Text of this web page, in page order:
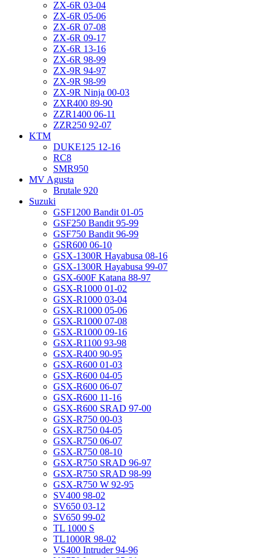
ZX-6R 03-04
ZX-6R 05-06
ZX-6R 07-08
ZX-6R 09-17
ZX-6R 13-16
ZX-6R 98-99
ZX-9R 94-97
ZX-9R 98-99
ZX-9R Ninja 00-03
ZXR400 89-90
ZZR1400 06-11
ZZR250 92-07
KTM
DUKE125 12-16
RC8
SMR950
MV Agusta
Brutale 920
Suzuki
GSF1200 Bandit 01-05
GSF250 Bandit 95-99
GSF750 Bandit 96-99
GSR600 06-10
GSX-1300R Hayabusa 08-16
GSX-1300R Hayabusa 99-07
GSX-600F Katana 88-97
GSX-R1000 01-02
GSX-R1000 03-04
GSX-R1000 05-06
GSX-R1000 07-08
GSX-R1000 09-16
GSX-R1100 93-98
GSX-R400 90-95
GSX-R600 01-03
GSX-R600 04-05
GSX-R600 06-07
GSX-R600 11-16
GSX-R600 SRAD 97-00
GSX-R750 00-03
GSX-R750 04-05
GSX-R750 06-07
GSX-R750 08-10
GSX-R750 SRAD 96-97
GSX-R750 SRAD 98-99
GSX-R750 W 92-95
SV400 98-02
SV650 03-12
SV650 99-02
TL 1000 S
TL1000R 98-02
VS400 Intruder 94-96